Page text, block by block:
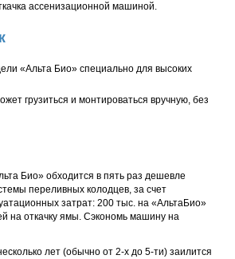
ассенизационной машиной.
«Альта Био» специально для высоких
грузиться и монтироваться вручную, без
Био» обходится в пять раз дешевле
переливных колодцев, за счет
затрат: 200 тыс. на «АльтаБио»
на откачку ямы. Сэкономь машину на
лет (обычно от 2-х до 5-ти) заилится